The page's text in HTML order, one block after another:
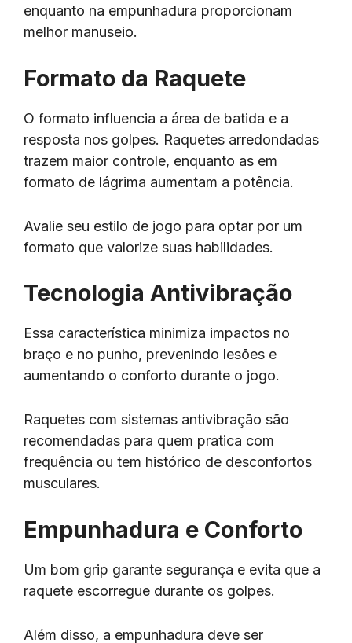
enquanto na empunhadura proporcionam
melhor manuseio.
Formato da Raquete
O formato influencia a área de batida e a
resposta nos golpes. Raquetes arredondadas
trazem maior controle, enquanto as em
formato de lágrima aumentam a potência.
Avalie seu estilo de jogo para optar por um
formato que valorize suas habilidades.
Tecnologia Antivibração
Essa característica minimiza impactos no
braço e no punho, prevenindo lesões e
aumentando o conforto durante o jogo.
Raquetes com sistemas antivibração são
recomendadas para quem pratica com
frequência ou tem histórico de desconfortos
musculares.
Empunhadura e Conforto
Um bom grip garante segurança e evita que a
raquete escorregue durante os golpes.
Além disso, a empunhadura deve ser